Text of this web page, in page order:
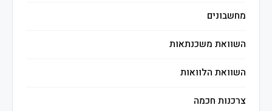
מחשבונים
השוואת משכנתאות
השוואת הלוואות
צרכנות חכמה